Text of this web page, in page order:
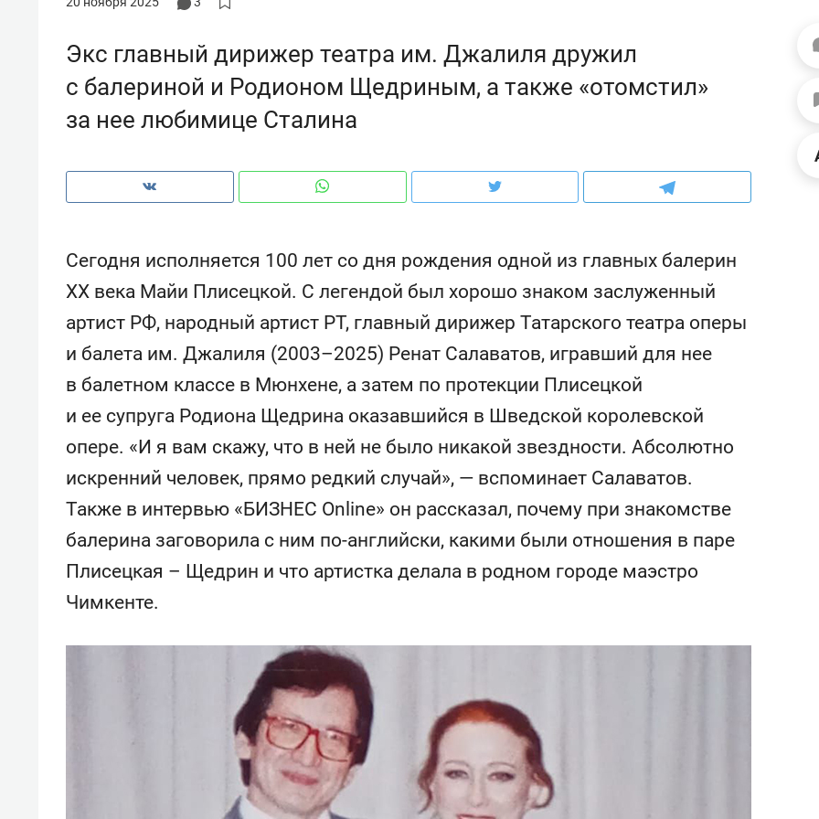
Экс главный дирижер театра им. Джалиля дружил
с балериной и Родионом Щедриным, а также «отомстил»
за нее любимице Сталина
Сегодня исполняется 100 лет со дня рождения одной из главных балерин
XX века Майи Плисецкой. С легендой был хорошо знаком заслуженный
артист РФ, народный артист РТ, главный дирижер Татарского театра оперы
и балета им. Джалиля (2003–2025) Ренат Салаватов, игравший для нее
в балетном классе в Мюнхене, а затем по протекции Плисецкой
и ее супруга Родиона Щедрина оказавшийся в Шведской королевской
опере. «И я вам скажу, что в ней не было никакой звездности. Абсолютно
искренний человек, прямо редкий случай», — вспоминает Салаватов.
Также в интервью «БИЗНЕС Online» он рассказал, почему при знакомстве
балерина заговорила с ним по-английски, какими были отношения в паре
Плисецкая – Щедрин и что артистка делала в родном городе маэстро
Чимкенте.
Рекомендуем
Оставить шум за волной: как
строят тишину в казанском
Рекомендуем
Психотерапевт «Фороса»:
«Директорский невроз» –
когда человек не считает
свою сверхнагрузку
стрессом»
Рекомендуем
Дизайнер-прораб
Наседкина: «Ремонт
для меня это